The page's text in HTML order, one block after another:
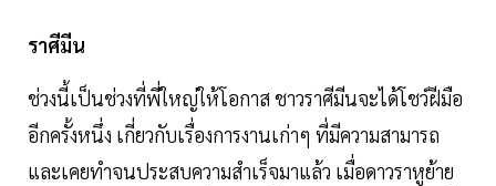
ราศีมีน
ช่วงนี้เป็นช่วงที่พี่ใหญ่ให้โอกาส ชาวราศีมีนจะได้โชว์ฝีมือ
อีกครั้งหนึ่ง เกี่ยวกับเรื่องการงานเก่าๆ ที่มีความสามารถ
และเคยทำจนประสบความสำเร็จมาแล้ว เมื่อดาวราหูย้าย